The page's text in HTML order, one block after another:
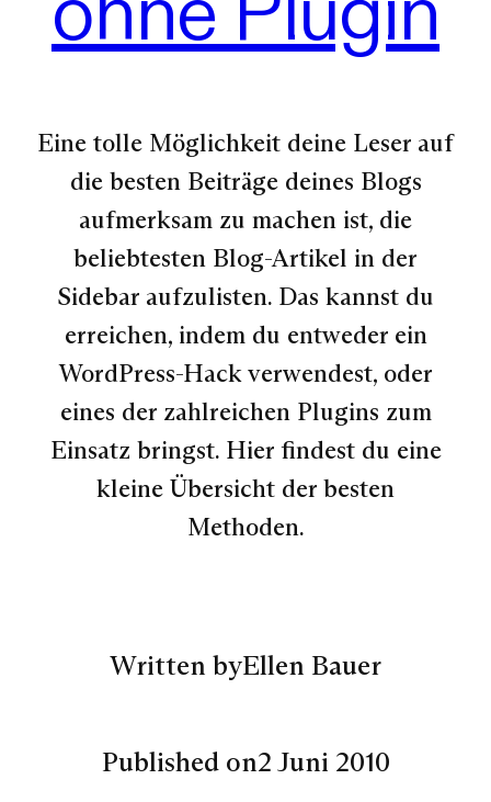
Eine tolle Möglichkeit deine Leser auf
die besten Beiträge deines Blogs
aufmerksam zu machen ist, die
beliebtesten Blog-Artikel in der
Sidebar aufzulisten. Das kannst du
erreichen, indem du entweder ein
WordPress-Hack verwendest, oder
eines der zahlreichen Plugins zum
Einsatz bringst. Hier findest du eine
kleine Übersicht der besten
Methoden.
Written byEllen Bauer
Published on2 Juni 2010